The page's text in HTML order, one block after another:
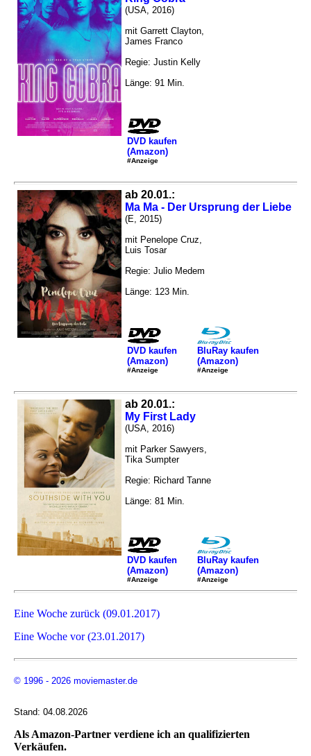
(USA, 2016)
mit Garrett Clayton,
James Franco
Regie: Justin Kelly
Länge: 91 Min.
DVD kaufen
(Amazon)
#Anzeige
ab 20.01.:
Ma Ma - Der Ursprung der Liebe
(E, 2015)
mit Penelope Cruz,
Luis Tosar
Regie: Julio Medem
Länge: 123 Min.
DVD kaufen
(Amazon)
#Anzeige
BluRay kaufen
(Amazon)
#Anzeige
ab 20.01.:
My First Lady
(USA, 2016)
mit Parker Sawyers,
Tika Sumpter
Regie: Richard Tanne
Länge: 81 Min.
DVD kaufen
(Amazon)
#Anzeige
BluRay kaufen
(Amazon)
#Anzeige
Eine Woche zurück (09.01.2017)
Eine Woche vor (23.01.2017)
© 1996 - 2026 moviemaster.de
Stand: 04.08.2026
Als Amazon-Partner verdiene ich an qualifizierten
Verkäufen.